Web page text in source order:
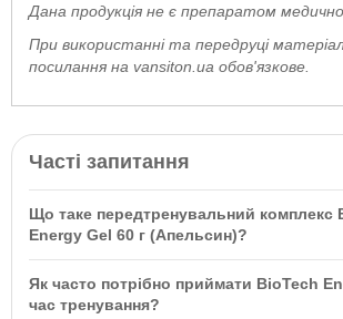
Дана продукція не є препаратом
При використанні та передруці
посилання на vansiton.ua обов'язкове.
Часті запитання
Що таке передтренувальний комплекс
Energy Gel 60 г (Апельсин)?
(Апельсин) — це спеціально розроблений
Як часто потрібно приймати BioTeсh
час тренування?